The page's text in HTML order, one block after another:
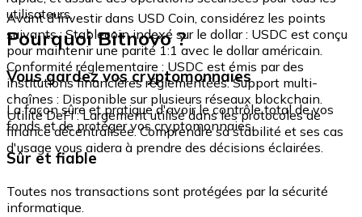
utilisateurs.
Avant d'investir dans USD Coin, considérez les points
suivants : Stablecoin indexé sur le dollar : USDC est conçu
pour maintenir une parité 1:1 avec le dollar américain.
Conformité réglementaire : USDC est émis par des
institutions financières réglementées. Support multi-
chaînes : Disponible sur plusieurs réseaux blockchain.
Utilité DeFi : Largement utilisé dans les protocoles de
finance décentralisée. Comprendre sa stabilité et ses cas
d'usage vous aidera à prendre des décisions éclairées.
Pourquoi Bitnovo ?
Vous gardez vos cryptomonnaies
La façon sûre et pratique d'avoir le contrôle total de vos
fonds et de protéger vos cryptomonnaies.
Sûr et fiable
Toutes nos transactions sont protégées par la sécurité
informatique.